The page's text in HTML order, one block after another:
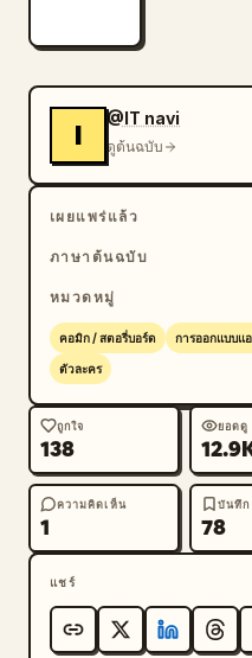
      "number": 4,
แอป",
      "ui_elements_count": 6,
ideas...", "Explore",
"Profile"],
      "speech_bubble": "สร้างหน้าจอแอปได้ด้วยนะ!
คุณภาพระดับดีไซน์เนอร์มื
    },
    {
      "number": 5,
หลัง",
ภาพพอร์ตเทรตผู้หญิงสมจริ
      "speech_bubble": "ความละเอียดระดับ 4K
เหมือนภาพถ่ายจริง! ทั้งพื้น
    },
I
@IT navi
ดูต้นฉบับ
เผยแพร่แล้ว
ภาษาต้นฉบับ
หมวดหมู่
คอมิก / สตอรี่บอร์ด การออกแบบแอ
ตัวละคร
ถูกใจ
138
ยอดดู
ความคิดเห็น
1
บันทึก
78
แชร์